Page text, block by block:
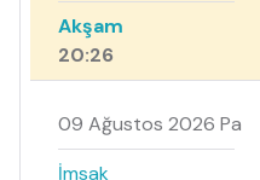
Akşam
20:26
09 Ağustos 2026 Pa
İmsak